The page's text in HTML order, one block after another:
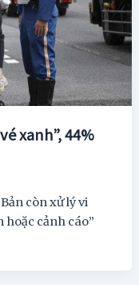
xanh”, 44%
còn xử lý vi
cảnh cáo”